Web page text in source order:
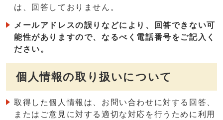
は、回答しておりません。
メールアドレスの誤りなどにより、回答できない可
能性がありますので、なるべく電話番号をご記入く
ださい。
個人情報の取り扱いについて
取得した個人情報は、お問い合わせに対する回答、
またはご意見に対する適切な対応を行うために利用